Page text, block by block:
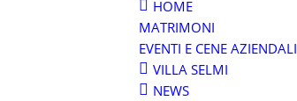
HOME
MATRIMONI
EVENTI E CENE AZIENDALI
VILLA SELMI
NEWS